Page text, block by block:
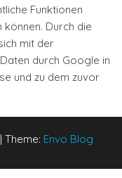
Funktionen
Durch die
mit der
durch Google in
und zu dem zuvor
| Theme: Envo Blog